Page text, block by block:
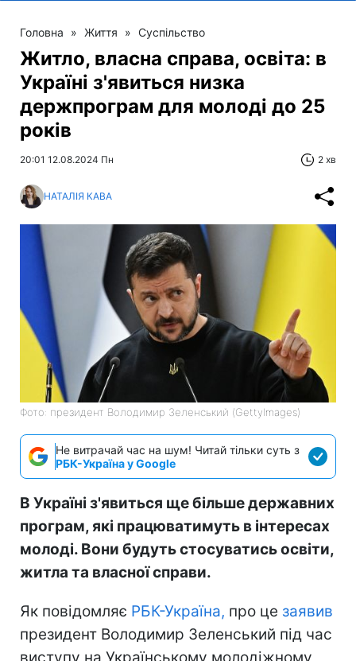
Головна » Життя » Суспільство
Житло, власна справа, освіта: в
Україні з'явиться низка
держпрограм для молоді до 25
років
20:01 12.08.2024 Пн 2 хв
НАТАЛІЯ КАВА
Фото: президент Володимир Зеленський (GettyImagеs)
Не витрачай час на шум! Читай тільки суть з
РБК-Україна у Google
В Україні з'явиться ще більше державних
програм, які працюватимуть в інтересах
молоді. Вони будуть стосуватись освіти,
житла та власної справи.
Як повідомляє РБК-Україна, про це заявив
президент Володимир Зеленський під час
виступу на Українському молодіжному